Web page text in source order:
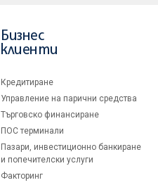
Бизнес
клиенти
Кредитиране
Управление на парични средства
Търговско финансиране
ПОС терминали
Пазари, инвестиционно банкиране
и попечителски услуги
Факторинг